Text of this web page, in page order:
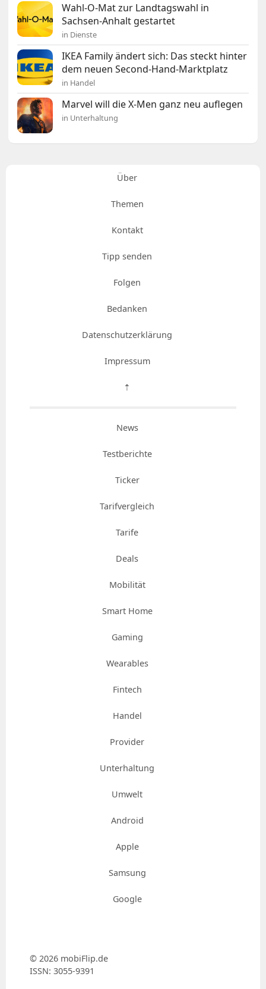
Wahl-O-Mat zur Landtagswahl in
Sachsen-Anhalt gestartet
in Dienste
IKEA Family ändert sich: Das steckt hinter
dem neuen Second-Hand-Marktplatz
in Handel
Marvel will die X-Men ganz neu auflegen
in Unterhaltung
Über
Themen
Kontakt
Tipp senden
Folgen
Bedanken
Datenschutzerklärung
Impressum
⇡
News
Testberichte
Ticker
Tarifvergleich
Tarife
Deals
Mobilität
Smart Home
Gaming
Wearables
Fintech
Handel
Provider
Unterhaltung
Umwelt
Android
Apple
Samsung
Google
© 2026 mobiFlip.de
ISSN: 3055-9391